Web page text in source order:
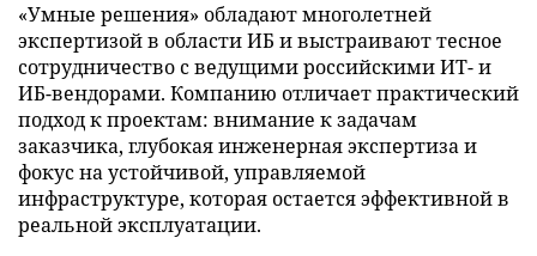
«Умные решения» обладают многолетней
экспертизой в области ИБ и выстраивают тесное
сотрудничество с ведущими российскими ИТ- и
ИБ-вендорами. Компанию отличает практический
подход к проектам: внимание к задачам
заказчика, глубокая инженерная экспертиза и
фокус на устойчивой, управляемой
инфраструктуре, которая остается эффективной в
реальной эксплуатации.